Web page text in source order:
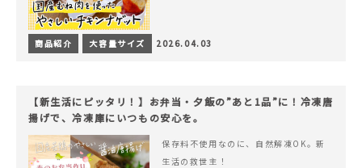
商品紹介 大容量サイズ 2026.04.03
【新生活にピッタリ！】お弁当・夕飯の”あと1品”に！冷凍唐
揚げで、冷凍庫にいつもの安心を。
保存料不使用なのに、自然解凍OK。新
生活の救世主！